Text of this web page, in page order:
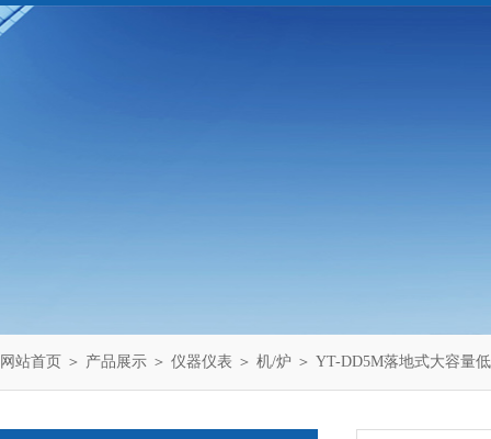
网站首页 ＞ 产品展示 ＞ 仪器仪表 ＞ 机/炉 ＞ YT-DD5M落地式大容量